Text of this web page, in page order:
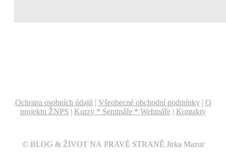
Ochrana osobních údajů | Všeobecné obchodní podmínky| O
projektu ŽNPS | Kurzy * Semináře * Webináře | Kontakty
© BLOG & ŽIVOT NA PRAVÉ STRANĚ Jirka Mazur